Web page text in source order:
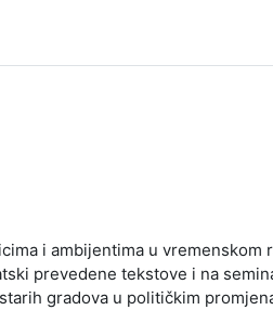
i ambijentima u vremenskom
prevedene tekstove i na
gradova u političkim